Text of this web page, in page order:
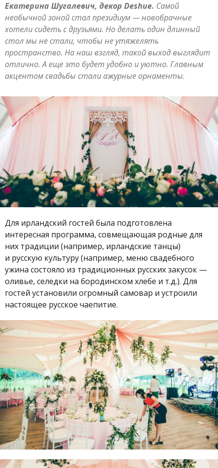
Екатерина Шугалевич, декор Deshue. Самой
необычной зоной стал президиум — новобрачные
хотели сидеть с друзьями. Но делать один длинный
стол мы не стали, чтобы не утяжелять
пространство. На наш взгляд, такой выход выглядит
отлично. А еще это будет удобно и уютно. Главным
акцентом свадьбы стали ажурные орнаменты.
Для ирландский гостей была подготовлена
интересная программа, совмещающая родные для
них традиции (например, ирландские танцы)
и русскую культуру (например, меню свадебного
ужина состояло из традиционных русских закусок —
оливье, селедки на бородинском хлебе и т.д.). Для
гостей установили огромный самовар и устроили
настоящее русское чаепитие.